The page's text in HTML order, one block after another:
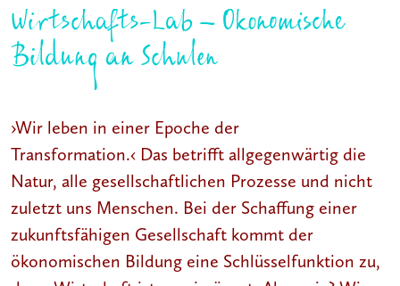
Wirtschafts-Lab – Ökonomische
Bildung an Schulen
›Wir leben in einer Epoche der
Transformation.‹ Das betrifft allgegenwärtig die
Natur, alle gesellschaftlichen Prozesse und nicht
zuletzt uns Menschen. Bei der Schaffung einer
zukunftsfähigen Gesellschaft kommt der
ökonomischen Bildung eine Schlüsselfunktion zu,